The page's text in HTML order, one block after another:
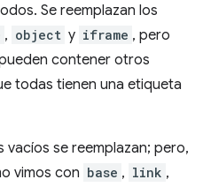
Se reemplazan los
, object y iframe , pero
contener otros
todas tienen una etiqueta
vacíos se reemplazan; pero,
vimos con base , link ,